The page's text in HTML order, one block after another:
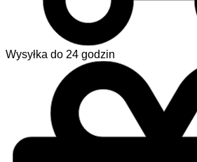
Wysyłka do 24 godzin